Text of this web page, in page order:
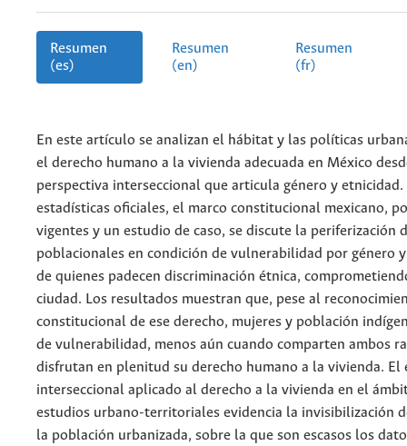
Resumen
(es)
Resumen
(en)
Resumen
(fr)
En este artículo se analizan el hábitat y las políticas
el derecho humano a la vivienda adecuada en México
perspectiva interseccional que articula género y etnicidad.
estadísticas oficiales, el marco constitucional mexicano,
vigentes y un estudio de caso, se discute la periferización
poblacionales en condición de vulnerabilidad por género
de quienes padecen discriminación étnica,
ciudad. Los resultados muestran que, pese al
constitucional de ese derecho, mujeres y población
de vulnerabilidad, menos aún cuando comparten ambos
disfrutan en plenitud su derecho humano a la vivienda. El
interseccional aplicado al derecho a la vivienda en el
estudios urbano-territoriales evidencia la invisibilización
la población urbanizada, sobre la que son escasos los